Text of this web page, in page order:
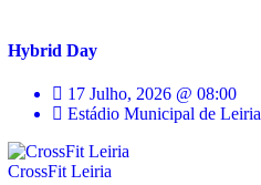
Hybrid Day
17 Julho, 2026 @ 08:00
Estádio Municipal de Leiria
CrossFit Leiria